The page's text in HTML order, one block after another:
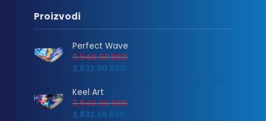
Proizvodi
Perfect Wave
3,540.00RSD
2,832.00 RSD
Keel Art
3,540.00RSD
2,832.00 RSD